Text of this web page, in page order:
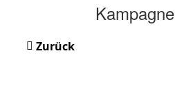
Zurück